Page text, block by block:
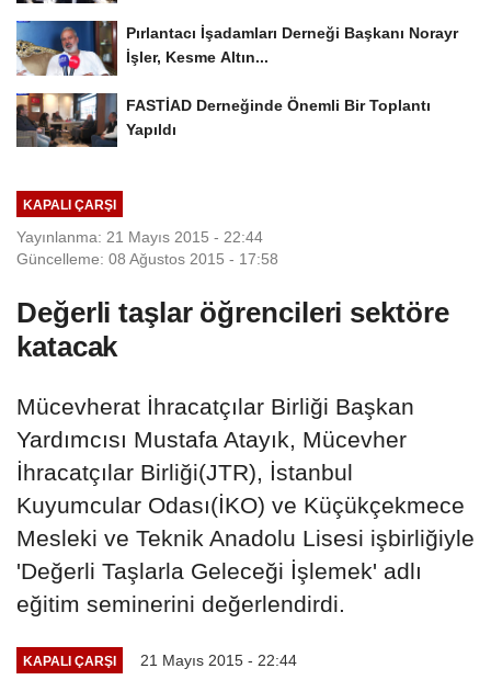
Pırlantacı İşadamları Derneği Başkanı Norayr
İşler, Kesme Altın...
FASTİAD Derneğinde Önemli Bir Toplantı
Yapıldı
KAPALI ÇARŞI
Yayınlanma: 21 Mayıs 2015 - 22:44
Güncelleme: 08 Ağustos 2015 - 17:58
Değerli taşlar öğrencileri sektöre
katacak
Mücevherat İhracatçılar Birliği Başkan
Yardımcısı Mustafa Atayık, Mücevher
İhracatçılar Birliği(JTR), İstanbul
Kuyumcular Odası(İKO) ve Küçükçekmece
Mesleki ve Teknik Anadolu Lisesi işbirliğiyle
'Değerli Taşlarla Geleceği İşlemek' adlı
eğitim seminerini değerlendirdi.
KAPALI ÇARŞI 21 Mayıs 2015 - 22:44